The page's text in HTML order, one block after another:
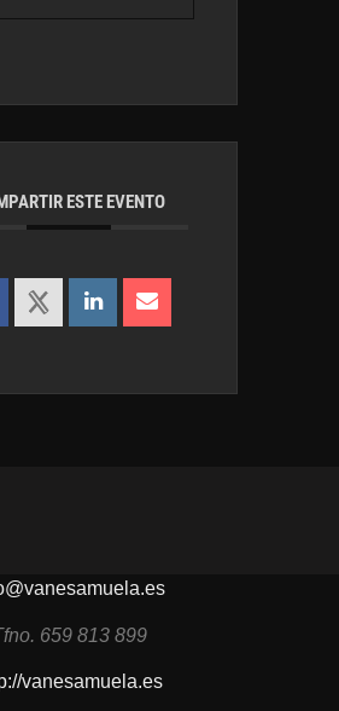
ESTE EVENTO
659 813 899
vanesamuela.es